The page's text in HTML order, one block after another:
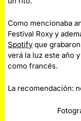
Como mencionaba
Festival Roxy y
Spotify que
verá la luz este año
como francés.
La recomendación: